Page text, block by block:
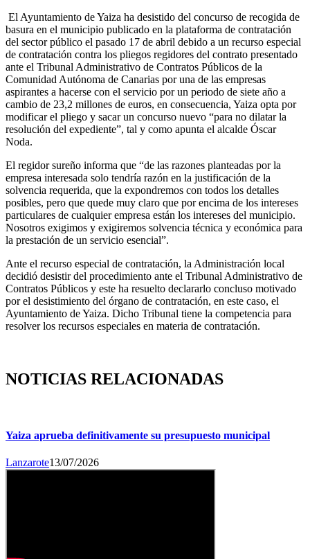
El Ayuntamiento de Yaiza ha desistido del concurso de recogida de
basura en el municipio publicado en la plataforma de contratación
del sector público el pasado 17 de abril debido a un recurso especial
de contratación contra los pliegos regidores del contrato presentado
ante el Tribunal Administrativo de Contratos Públicos de la
Comunidad Autónoma de Canarias por una de las empresas
aspirantes a hacerse con el servicio por un periodo de siete año a
cambio de 23,2 millones de euros, en consecuencia, Yaiza opta por
modificar el pliego y sacar un concurso nuevo “para no dilatar la
resolución del expediente”, tal y como apunta el alcalde Óscar
Noda.
El regidor sureño informa que “de las razones planteadas por la
empresa interesada solo tendría razón en la justificación de la
solvencia requerida, que la expondremos con todos los detalles
posibles, pero que quede muy claro que por encima de los intereses
particulares de cualquier empresa están los intereses del municipio.
Nosotros exigimos y exigiremos solvencia técnica y económica para
la prestación de un servicio esencial”.
Ante el recurso especial de contratación, la Administración local
decidió desistir del procedimiento ante el Tribunal Administrativo de
Contratos Públicos y este ha resuelto declararlo concluso motivado
por el desistimiento del órgano de contratación, en este caso, el
Ayuntamiento de Yaiza. Dicho Tribunal tiene la competencia para
resolver los recursos especiales en materia de contratación.
NOTICIAS RELACIONADAS
Yaiza aprueba definitivamente su presupuesto municipal
Lanzarote13/07/2026